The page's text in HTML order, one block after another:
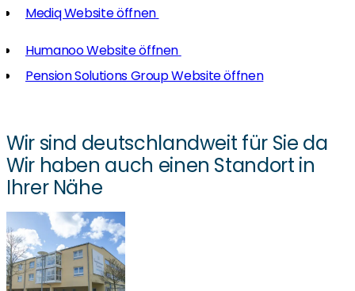
Mediq Website öffnen
Humanoo Website öffnen
Pension Solutions Group Website öffnen
Wir sind deutschlandweit für Sie da
Wir haben auch einen Standort in
Ihrer Nähe